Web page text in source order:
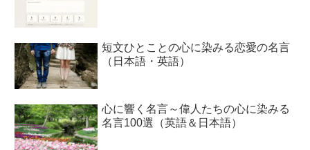
短文ひとことの心に染みる恋愛の名言
（日本語・英語）
心に響く名言～偉人たちの心に染みる
名言100選（英語＆日本語）